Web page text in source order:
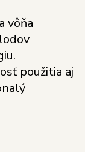
vôňa
použitia aj